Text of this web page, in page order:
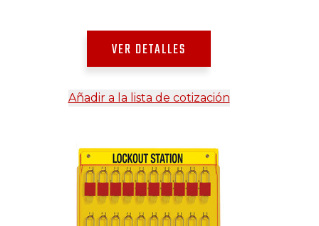
VER DETALLES
Añadir a la lista de cotización